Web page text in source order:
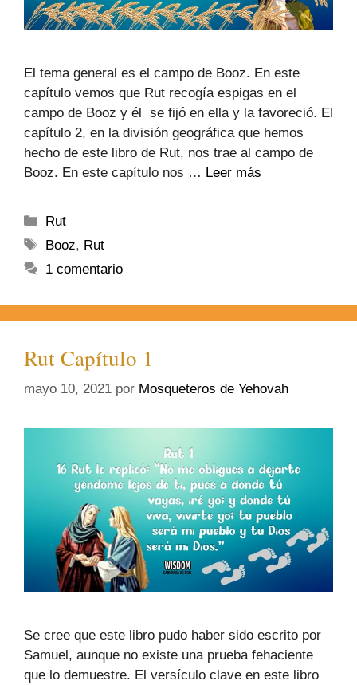
El tema general es el campo de Booz. En este
capítulo vemos que Rut recogía espigas en el
campo de Booz y él se fijó en ella y la favoreció. El
capítulo 2, en la división geográfica que hemos
hecho de este libro de Rut, nos trae al campo de
Booz. En este capítulo nos … Leer más
Rut
Booz, Rut
1 comentario
Rut Capítulo 1
mayo 10, 2021 por Mosqueteros de Yehovah
Se cree que este libro pudo haber sido escrito por
Samuel, aunque no existe una prueba fehaciente
que lo demuestre. El versículo clave en este libro